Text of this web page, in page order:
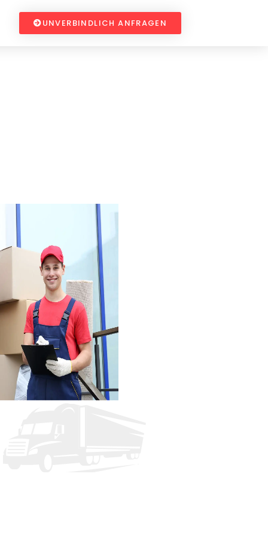
UNVERBINDLICH ANFRAGEN